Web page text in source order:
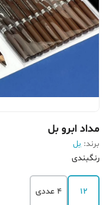
مداد ابرو بل
برند: بل
رنگبندی
12 4 عددی